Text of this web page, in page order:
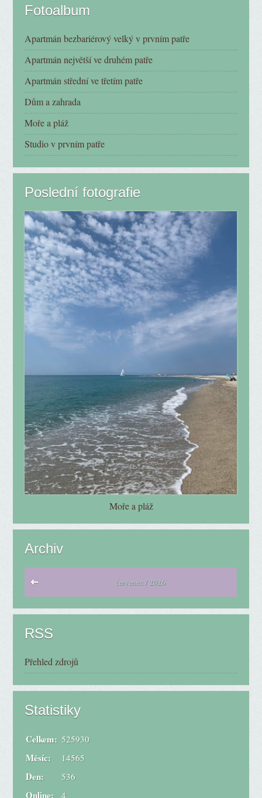
Fotoalbum
Apartmán bezbariérový velký v prvním patře
Apartmán největší ve druhém patře
Apartmán střední ve třetím patře
Dům a zahrada
Moře a pláž
Studio v prvním patře
Poslední fotografie
Moře a pláž
Archiv
červenec / 2026
RSS
Přehled zdrojů
Statistiky
Online: 4
Celkem: 525930
Měsíc: 14565
Den: 536